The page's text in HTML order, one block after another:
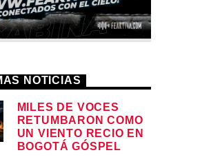
NOTICIAS
MILES DE VOCES
RETUMBARON COMO
UN VIENTO RECIO EN
BOGOTÁ GÓSPEL